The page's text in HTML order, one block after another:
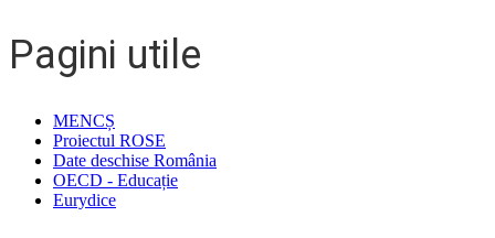
Pagini utile
MENCȘ
Proiectul ROSE
Date deschise România
OECD - Educație
Eurydice